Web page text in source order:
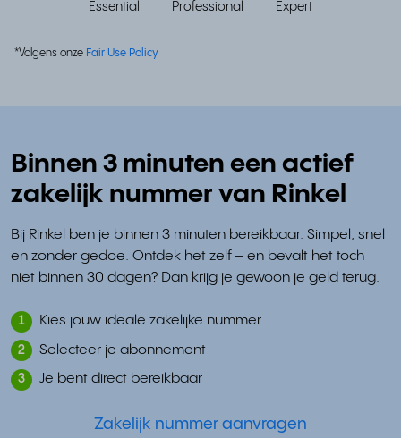
Essential Professional Expert
*Volgens onze Fair Use Policy
Binnen 3 minuten een actief
zakelijk nummer van Rinkel
Bij Rinkel ben je binnen 3 minuten bereikbaar. Simpel, snel
en zonder gedoe. Ontdek het zelf – en bevalt het toch
niet binnen 30 dagen? Dan krijg je gewoon je geld terug.
1 Kies jouw ideale zakelijke nummer
2 Selecteer je abonnement
3 Je bent direct bereikbaar
Zakelijk nummer aanvragen